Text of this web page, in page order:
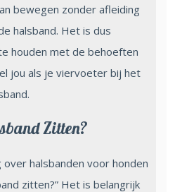
bewegen zonder afleiding
halsband. Het is dus
houden met de behoeften
jou als je viervoeter bij het
Zitten?
halsbanden voor honden
zitten?” Het is belangrijk